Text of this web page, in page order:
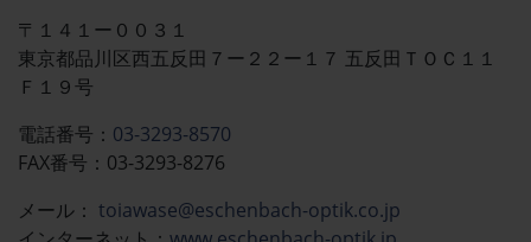
〒１４１ー００３１
東京都品川区西五反田７ー２２ー１７ 五反田ＴＯＣ１１
Ｆ１９号
電話番号： 03-3293-8570
FAX番号：03-3293-8276
メール：​​​​ toiawase@eschenbach-optik.co.jp